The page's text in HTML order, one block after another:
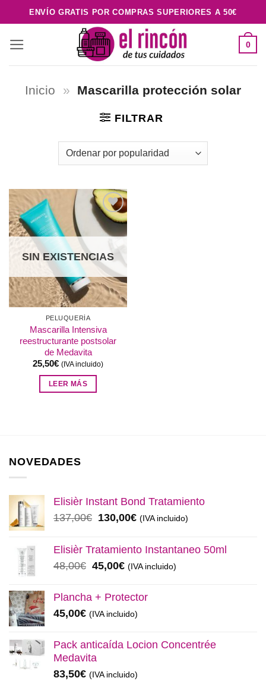
al
contenido
ENVÍO GRATIS POR COMPRAS SUPERIORES A 50€
0
Inicio » Mascarilla protección solar
FILTRAR
Añadir
a la
deseos
SIN EXISTENCIAS
PELUQUERÍA
Mascarilla Intensiva
reestructurante postsolar
de Medavita
25,50€ (IVA incluido)
LEER MÁS
NOVEDADES
Elisièr Instant Bond Tratamiento
137,00€ El
original
137,00€.
130,00€El
actual
130,00€.
(IVA incluido)
Elisièr Tratamiento Instantaneo 50ml
48,00€ El
original
48,00€.
45,00€El
actual
45,00€.
(IVA incluido)
Plancha + Protector
45,00€ (IVA incluido)
Pack anticaída Locion Concentrée
Medavita
83,50€ (IVA incluido)